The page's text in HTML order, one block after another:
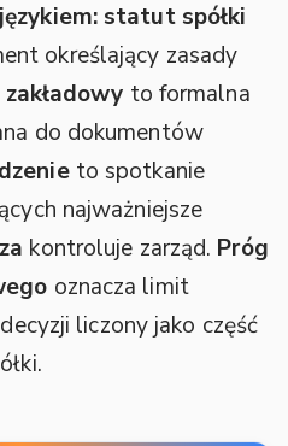
statut spółki
określający zasady
to formalna
do dokumentów
to spotkanie
najważniejsze
kontroluje zarząd. Próg
oznacza limit
liczony jako część